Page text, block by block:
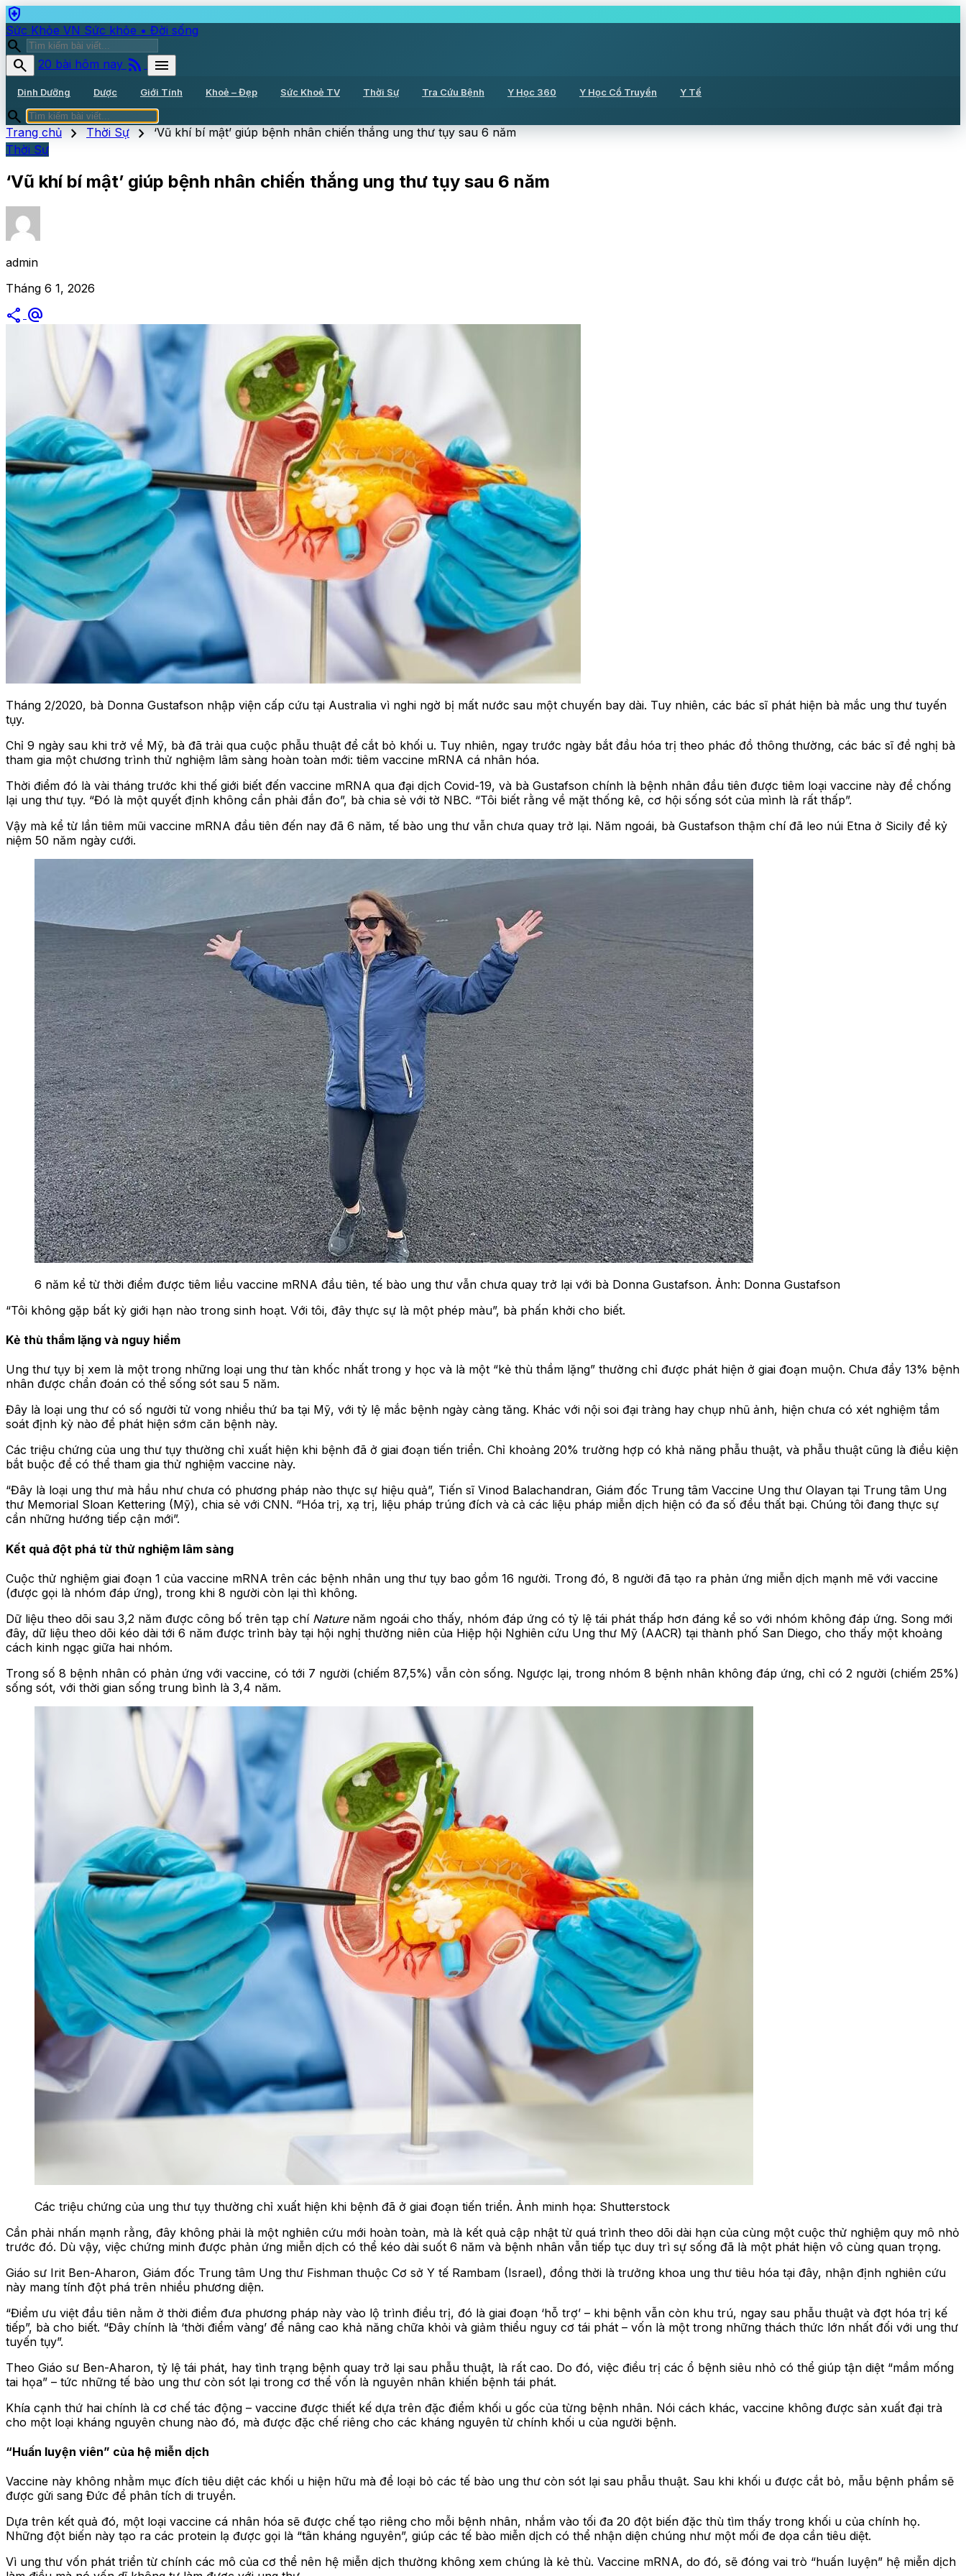
health_and_safety
Sức Khỏe VN Sức khỏe • Đời sống
search
search
20 bài hôm nay rss_feed menu
Dinh Dưỡng Dược Giới Tính Khoẻ – Đẹp Sức Khoẻ TV Thời Sự Tra Cứu Bệnh Y Học 360 Y Học Cổ Truyền Y Tế
search
Trang chủ chevron_right Thời Sự chevron_right ‘Vũ khí bí mật’ giúp bệnh nhân chiến thắng ung thư tụy sau 6 năm
Thời Sự
‘Vũ khí bí mật’ giúp bệnh nhân chiến thắng ung thư tụy sau 6 năm
admin
Tháng 6 1, 2026
share alternate_email
Tháng 2/2020, bà Donna Gustafson nhập viện cấp cứu tại Australia vì nghi ngờ bị mất nước sau một chuyến bay dài. Tuy nhiên, các bác sĩ phát hiện bà mắc ung thư tuyến
tụy.
Chỉ 9 ngày sau khi trở về Mỹ, bà đã trải qua cuộc phẫu thuật để cắt bỏ khối u. Tuy nhiên, ngay trước ngày bắt đầu hóa trị theo phác đồ thông thường, các bác sĩ đề nghị bà
tham gia một chương trình thử nghiệm lâm sàng hoàn toàn mới: tiêm vaccine mRNA cá nhân hóa.
Thời điểm đó là vài tháng trước khi thế giới biết đến vaccine mRNA qua đại dịch Covid-19, và bà Gustafson chính là bệnh nhân đầu tiên được tiêm loại vaccine này để chống
lại ung thư tụy. “Đó là một quyết định không cần phải đắn đo”, bà chia sẻ với tờ NBC. “Tôi biết rằng về mặt thống kê, cơ hội sống sót của mình là rất thấp”.
Vậy mà kể từ lần tiêm mũi vaccine mRNA đầu tiên đến nay đã 6 năm, tế bào ung thư vẫn chưa quay trở lại. Năm ngoái, bà Gustafson thậm chí đã leo núi Etna ở Sicily để kỷ
niệm 50 năm ngày cưới.
6 năm kể từ thời điểm được tiêm liều vaccine mRNA đầu tiên, tế bào ung thư vẫn chưa quay trở lại với bà Donna Gustafson. Ảnh: Donna Gustafson
“Tôi không gặp bất kỳ giới hạn nào trong sinh hoạt. Với tôi, đây thực sự là một phép màu”, bà phấn khởi cho biết.
Kẻ thù thầm lặng và nguy hiểm
Ung thư tụy bị xem là một trong những loại ung thư tàn khốc nhất trong y học và là một “kẻ thù thầm lặng” thường chỉ được phát hiện ở giai đoạn muộn. Chưa đầy 13% bệnh
nhân được chẩn đoán có thể sống sót sau 5 năm.
Đây là loại ung thư có số người tử vong nhiều thứ ba tại Mỹ, với tỷ lệ mắc bệnh ngày càng tăng. Khác với nội soi đại tràng hay chụp nhũ ảnh, hiện chưa có xét nghiệm tầm
soát định kỳ nào để phát hiện sớm căn bệnh này.
Các triệu chứng của ung thư tụy thường chỉ xuất hiện khi bệnh đã ở giai đoạn tiến triển. Chỉ khoảng 20% trường hợp có khả năng phẫu thuật, và phẫu thuật cũng là điều kiện
bắt buộc để có thể tham gia thử nghiệm vaccine này.
“Đây là loại ung thư mà hầu như chưa có phương pháp nào thực sự hiệu quả”, Tiến sĩ Vinod Balachandran, Giám đốc Trung tâm Vaccine Ung thư Olayan tại Trung tâm Ung
thư Memorial Sloan Kettering (Mỹ), chia sẻ với CNN. “Hóa trị, xạ trị, liệu pháp trúng đích và cả các liệu pháp miễn dịch hiện có đa số đều thất bại. Chúng tôi đang thực sự
cần những hướng tiếp cận mới”.
Kết quả đột phá từ thử nghiệm lâm sàng
Cuộc thử nghiệm giai đoạn 1 của vaccine mRNA trên các bệnh nhân ung thư tụy bao gồm 16 người. Trong đó, 8 người đã tạo ra phản ứng miễn dịch mạnh mẽ với vaccine
(được gọi là nhóm đáp ứng), trong khi 8 người còn lại thì không.
Dữ liệu theo dõi sau 3,2 năm được công bố trên tạp chí Nature năm ngoái cho thấy, nhóm đáp ứng có tỷ lệ tái phát thấp hơn đáng kể so với nhóm không đáp ứng. Song mới
đây, dữ liệu theo dõi kéo dài tới 6 năm được trình bày tại hội nghị thường niên của Hiệp hội Nghiên cứu Ung thư Mỹ (AACR) tại thành phố San Diego, cho thấy một khoảng
cách kinh ngạc giữa hai nhóm.
Trong số 8 bệnh nhân có phản ứng với vaccine, có tới 7 người (chiếm 87,5%) vẫn còn sống. Ngược lại, trong nhóm 8 bệnh nhân không đáp ứng, chỉ có 2 người (chiếm 25%)
sống sót, với thời gian sống trung bình là 3,4 năm.
Các triệu chứng của ung thư tụy thường chỉ xuất hiện khi bệnh đã ở giai đoạn tiến triển. Ảnh minh họa: Shutterstock
Cần phải nhấn mạnh rằng, đây không phải là một nghiên cứu mới hoàn toàn, mà là kết quả cập nhật từ quá trình theo dõi dài hạn của cùng một cuộc thử nghiệm quy mô nhỏ
trước đó. Dù vậy, việc chứng minh được phản ứng miễn dịch có thể kéo dài suốt 6 năm và bệnh nhân vẫn tiếp tục duy trì sự sống đã là một phát hiện vô cùng quan trọng.
Giáo sư Irit Ben-Aharon, Giám đốc Trung tâm Ung thư Fishman thuộc Cơ sở Y tế Rambam (Israel), đồng thời là trưởng khoa ung thư tiêu hóa tại đây, nhận định nghiên cứu
này mang tính đột phá trên nhiều phương diện.
“Điểm ưu việt đầu tiên nằm ở thời điểm đưa phương pháp này vào lộ trình điều trị, đó là giai đoạn ‘hỗ trợ’ – khi bệnh vẫn còn khu trú, ngay sau phẫu thuật và đợt hóa trị kế
tiếp”, bà cho biết. “Đây chính là ‘thời điểm vàng’ để nâng cao khả năng chữa khỏi và giảm thiểu nguy cơ tái phát – vốn là một trong những thách thức lớn nhất đối với ung thư
tuyến tụy”.
Theo Giáo sư Ben-Aharon, tỷ lệ tái phát, hay tình trạng bệnh quay trở lại sau phẫu thuật, là rất cao. Do đó, việc điều trị các ổ bệnh siêu nhỏ có thể giúp tận diệt “mầm mống
tai họa” – tức những tế bào ung thư còn sót lại trong cơ thể vốn là nguyên nhân khiến bệnh tái phát.
Khía cạnh thứ hai chính là cơ chế tác động – vaccine được thiết kế dựa trên đặc điểm khối u gốc của từng bệnh nhân. Nói cách khác, vaccine không được sản xuất đại trà
cho một loại kháng nguyên chung nào đó, mà được đặc chế riêng cho các kháng nguyên từ chính khối u của người bệnh.
“Huấn luyện viên” của hệ miễn dịch
Vaccine này không nhằm mục đích tiêu diệt các khối u hiện hữu mà để loại bỏ các tế bào ung thư còn sót lại sau phẫu thuật. Sau khi khối u được cắt bỏ, mẫu bệnh phẩm sẽ
được gửi sang Đức để phân tích di truyền.
Dựa trên kết quả đó, một loại vaccine cá nhân hóa sẽ được chế tạo riêng cho mỗi bệnh nhân, nhắm vào tối đa 20 đột biến đặc thù tìm thấy trong khối u của chính họ.
Những đột biến này tạo ra các protein lạ được gọi là “tân kháng nguyên”, giúp các tế bào miễn dịch có thể nhận diện chúng như một mối đe dọa cần tiêu diệt.
Vì ung thư vốn phát triển từ chính các mô của cơ thể nên hệ miễn dịch thường không xem chúng là kẻ thù. Vaccine mRNA, do đó, sẽ đóng vai trò “huấn luyện” hệ miễn dịch